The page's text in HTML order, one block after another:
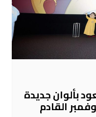
بألوان جديدة
القادم